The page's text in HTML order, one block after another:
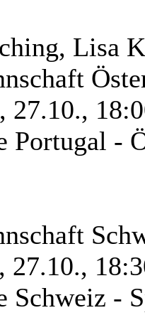
Lisa
27.10.,
Portugal -
27.10.,
Schweiz -